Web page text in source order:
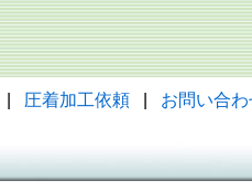
圧着加工依頼 お問い合わ